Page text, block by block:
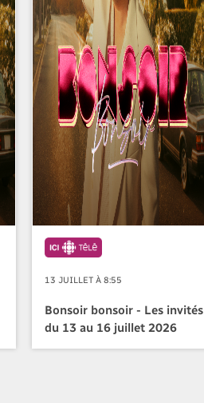
13 JUILLET À 8:55
Bonsoir bonsoir - Les invités
du 13 au 16 juillet 2026